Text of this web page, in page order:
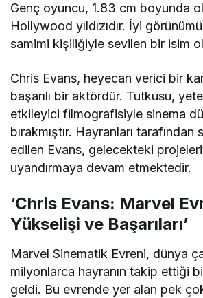
Genç oyuncu, 1.83 cm boyunda
Hollywood yıldızıdır. İyi
samimi kişiliğiyle sevilen bir isim
Chris Evans, heyecan verici bir
başarılı bir aktördür. Tutkusu,
etkileyici filmografisiyle sinema
bırakmıştır. Hayranları
edilen Evans, gelecekteki
uyandırmaya devam etmektedir.
‘Chris Evans: Marvel
Yükselişi ve Başarıları’
Marvel Sinematik Evreni, dünya
milyonlarca hayranın takip ettiği
geldi. Bu evrende yer alan pek